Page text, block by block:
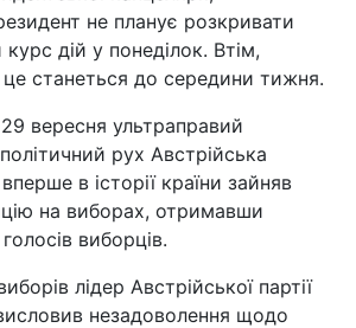
не планує розкривати
дій у понеділок. Втім,
станеться до середини тижня.
вересня ультраправий
рух Австрійська
в історії країни зайняв
на виборах, отримавши
виборців.
лідер Австрійської партії
незадоволення щодо